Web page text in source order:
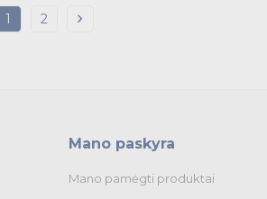
1 2
Mano paskyra
Mano pamėgti produktai